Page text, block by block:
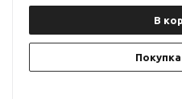
В
Покупка